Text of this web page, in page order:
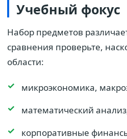
Учебный фокус
Набор предметов
сравнения проверьте,
области:
микроэкономика,
математический
корпоративные